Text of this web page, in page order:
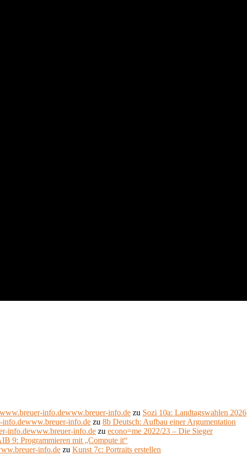
info.dewww.breuer-info.de zu Sozi 10a: Landtagswahlen 2026
info.dewww.breuer-info.de zu 8b Deutsch: Aufbau einer Argumentation
info.dewww.breuer-info.de zu econo=me 2022/23 – Die Sieger
9: Programmieren mit „Compute it“
info.de zu Kunst 7c: Portraits erstellen